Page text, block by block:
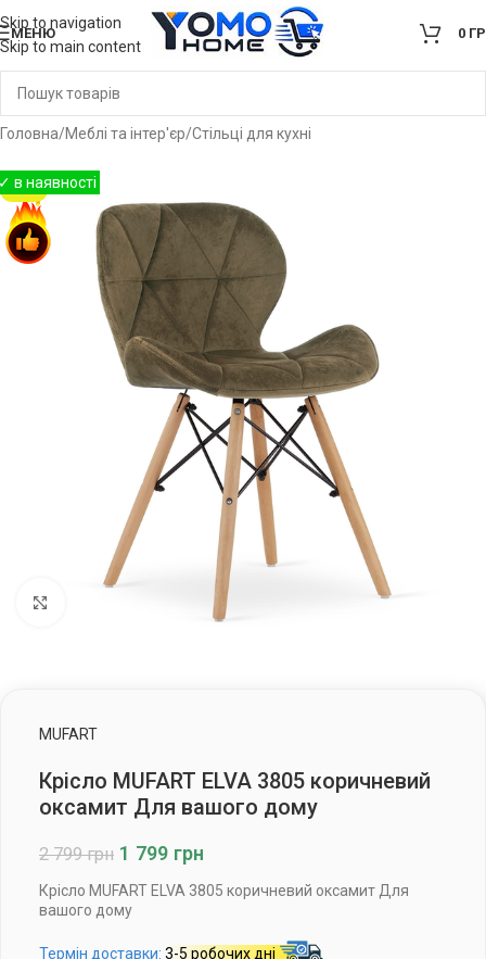
Skip to navigation
Skip to main content
МЕНЮ 0
Головна/Меблі та інтер'єр/Стільці для кухні
-36%
Клацніть, щоб збільшити
MUFART
Крісло MUFART ELVA 3805 коричневий
оксамит Для вашого дому
2 799грн 1 799 грн
Крісло MUFART ELVA 3805 коричневий оксамит Для
вашого дому
Термін доставки: 3-5 робочих дні